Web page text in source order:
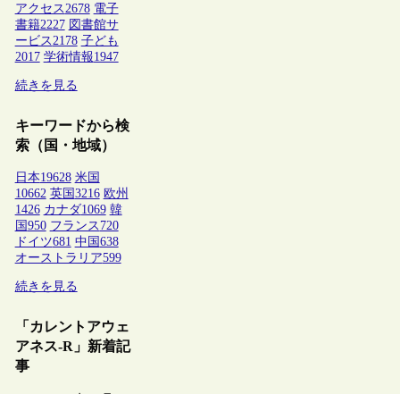
アクセス 2678 電子
書籍2227 図書館サ
ービス 2178 子ども
2017 学術情報1947
続きを見る
キーワードから検
索（国・地域）
日本19628 米国
10662 英国 3216 欧州
1426 カナダ1069 韓
国 950 フランス 720
ドイツ681 中国 638
オーストラリア599
続きを見る
「カレントアウェ
アネス-R」新着記
事